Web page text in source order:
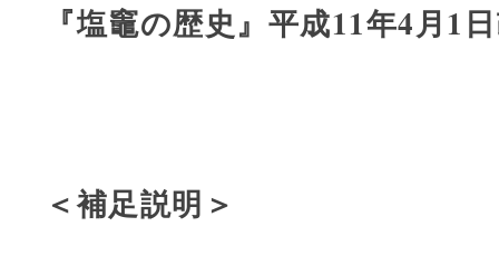
『塩竈の歴史』平成11年4月
＜補足説明＞